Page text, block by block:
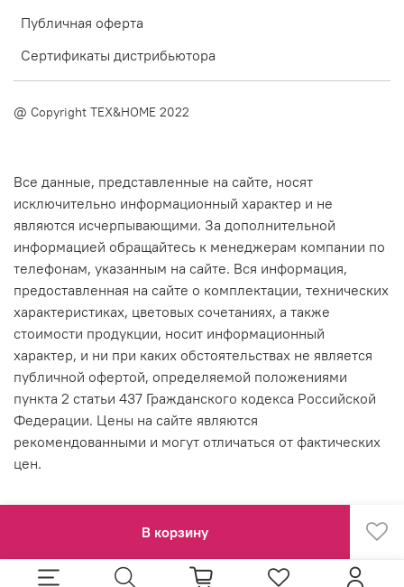
В корзину
Публичная оферта
Сертификаты дистрибьютора
@ Copyright TEX&HOME 2022
Все данные, представленные на сайте, носят
исключительно информационный характер и не
являются исчерпывающими. За дополнительной
информацией обращайтесь к менеджерам компании по
телефонам, указанным на сайте. Вся информация,
предоставленная на сайте о комплектации, технических
характеристиках, цветовых сочетаниях, а также
стоимости продукции, носит информационный
характер, и ни при каких обстоятельствах не является
публичной офертой, определяемой положениями
пункта 2 статьи 437 Гражданского кодекса Российской
Федерации. Цены на сайте являются
рекомендованными и могут отличаться от фактических
цен.